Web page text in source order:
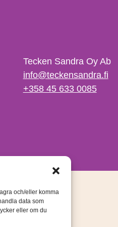
och/eller komma
data som
eller om du
Tecken Sandra Oy Ab
info@teckensandra.fi
+358 45 633 0085